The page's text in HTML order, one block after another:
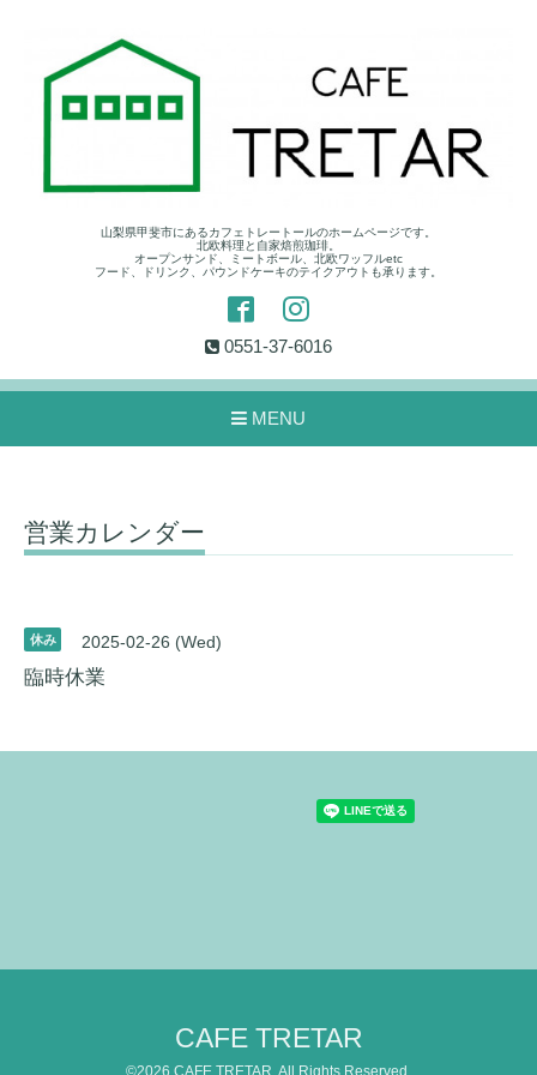
山梨県甲斐市にあるカフェトレートールのホームページです。
北欧料理と自家焙煎珈琲。
オープンサンド、ミートボール、北欧ワッフルetc
フード、ドリンク、パウンドケーキのテイクアウトも承ります。
0551-37-6016
MENU
営業カレンダー
休み 2025-02-26 (Wed)
臨時休業
CAFE TRETAR
©2026 CAFE TRETAR . All Rights Reserved.